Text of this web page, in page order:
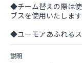
◆チーム替えの際は
ブスを使用いたしま
◆ユーモアあふれる
説明